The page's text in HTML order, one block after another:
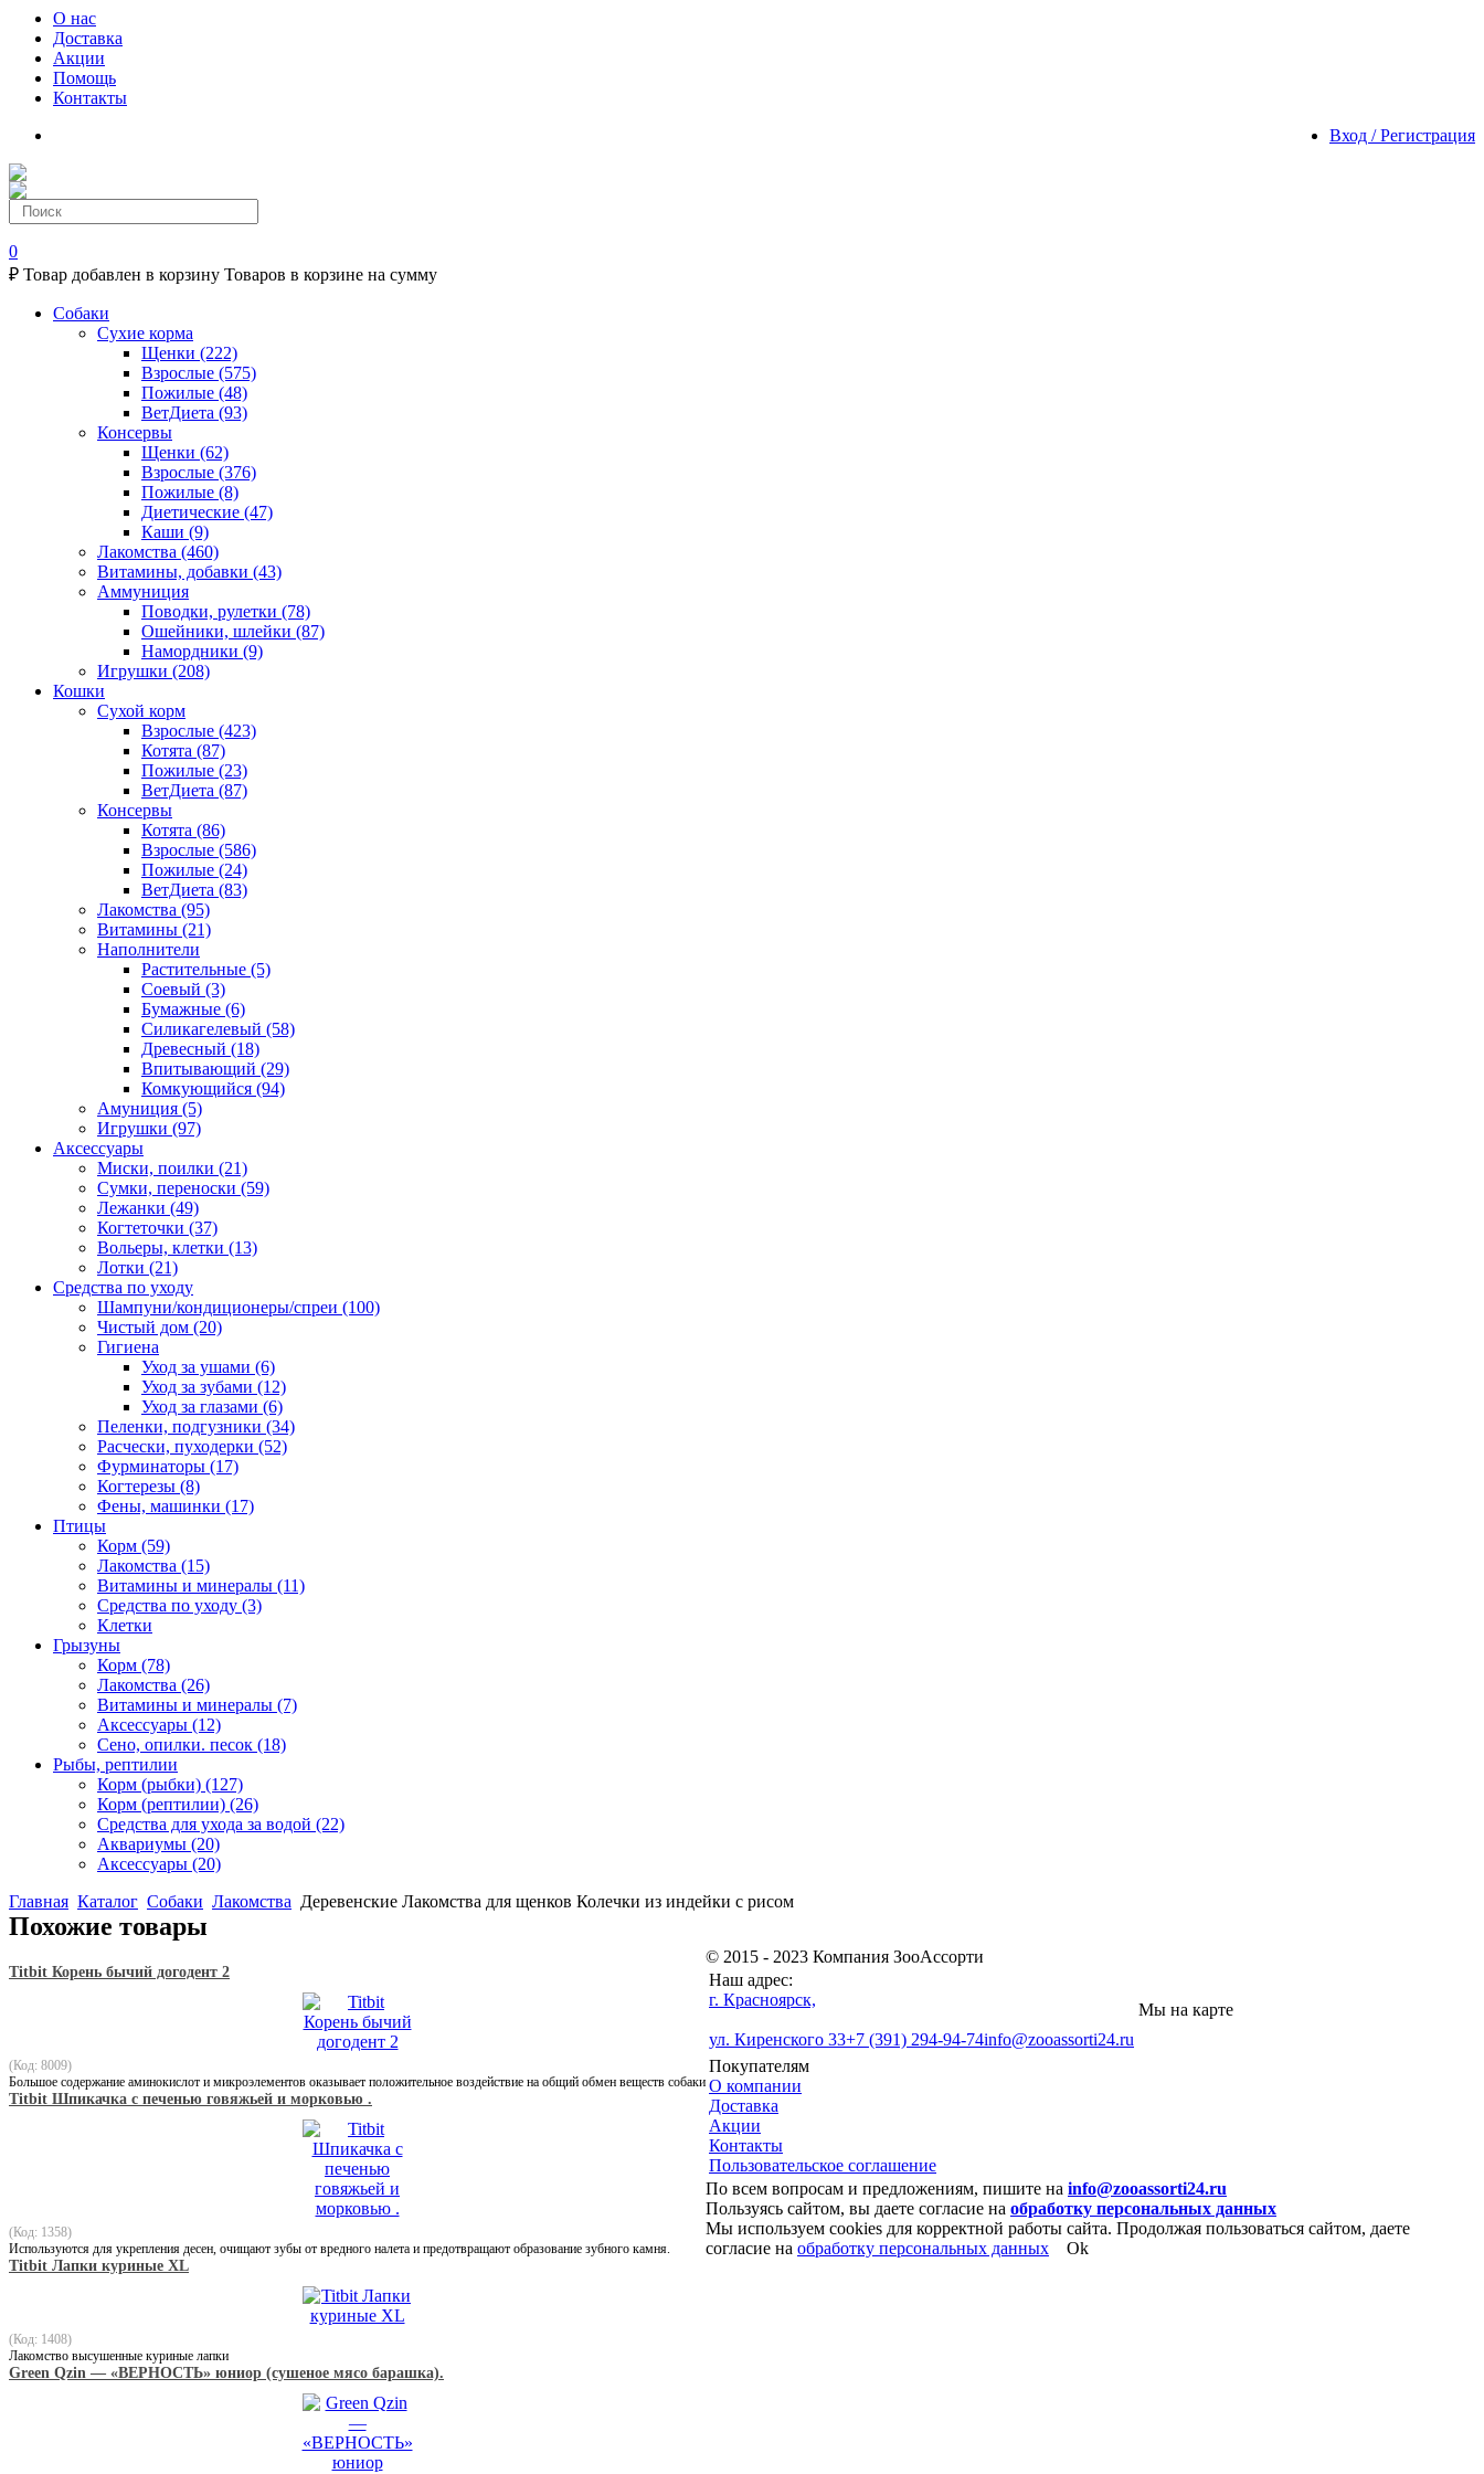
О нас
Доставка
Акции
Помощь
Контакты
Вход / Регистрация
0
₽ Товар добавлен в корзину Товаров в корзине на сумму
Собаки
Сухие корма
Щенки (222)
Взрослые (575)
Пожилые (48)
ВетДиета (93)
Консервы
Щенки (62)
Взрослые (376)
Пожилые (8)
Диетические (47)
Каши (9)
Лакомства (460)
Витамины, добавки (43)
Аммуниция
Поводки, рулетки (78)
Ошейники, шлейки (87)
Намордники (9)
Игрушки (208)
Кошки
Сухой корм
Взрослые (423)
Котята (87)
Пожилые (23)
ВетДиета (87)
Консервы
Котята (86)
Взрослые (586)
Пожилые (24)
ВетДиета (83)
Лакомства (95)
Витамины (21)
Наполнители
Растительные (5)
Соевый (3)
Бумажные (6)
Силикагелевый (58)
Древесный (18)
Впитывающий (29)
Комкующийся (94)
Амуниция (5)
Игрушки (97)
Аксессуары
Миски, поилки (21)
Сумки, переноски (59)
Лежанки (49)
Когтеточки (37)
Вольеры, клетки (13)
Лотки (21)
Средства по уходу
Шампуни/кондиционеры/спреи (100)
Чистый дом (20)
Гигиена
Уход за ушами (6)
Уход за зубами (12)
Уход за глазами (6)
Пеленки, подгузники (34)
Расчески, пуходерки (52)
Фурминаторы (17)
Когтерезы (8)
Фены, машинки (17)
Птицы
Корм (59)
Лакомства (15)
Витамины и минералы (11)
Средства по уходу (3)
Клетки
Грызуны
Корм (78)
Лакомства (26)
Витамины и минералы (7)
Аксессуары (12)
Сено, опилки. песок (18)
Рыбы, рептилии
Корм (рыбки) (127)
Корм (рептилии) (26)
Средства для ухода за водой (22)
Аквариумы (20)
Аксессуары (20)
Главная Каталог Собаки Лакомства Деревенские Лакомства для щенков Колечки из индейки с рисом
Похожие товары
Titbit Корень бычий догодент 2
(Код: 8009)
Большое содержание аминокислот и микроэлементов оказывает положительное воздействие на общий обмен веществ собаки
Titbit Шпикачка с печенью говяжьей и морковью .
(Код: 1358)
Используются для укрепления десен, очищают зубы от вредного налета и предотвращают образование зубного камня.
Titbit Лапки куриные XL
(Код: 1408)
Лакомство высушенные куриные лапки
Green Qzin — «ВЕРНОСТЬ» юниор (сушеное мясо барашка).
© 2015 - 2023 Компания ЗооАссорти
Наш адрес:
г. Красноярск,
ул. Киренского 33+7 (391) 294-94-74info@zooassorti24.ru
Мы на карте
Покупателям
О компании
Доставка
Акции
Контакты
Пользовательское соглашение
По всем вопросам и предложениям, пишите на info@zooassorti24.ru
Пользуясь сайтом, вы даете согласие на обработку персональных данных
Мы используем cookies для корректной работы сайта. Продолжая пользоваться сайтом, даете
согласие на обработку персональных данных Ok